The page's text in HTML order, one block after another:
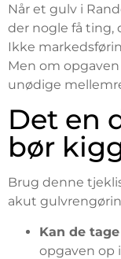
Når et gulv i
der nogle få ting,
Ikke
Men om
unødige
Det en
bør
Brug denne
akut
Kan de
opgaven op